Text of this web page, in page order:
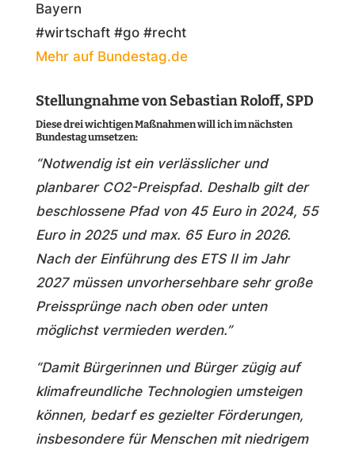
Bayern
#wirtschaft #go #recht
Mehr auf Bundestag.de
Stellungnahme von Sebastian Roloff, SPD
Diese drei wichtigen Maßnahmen will ich im nächsten
Bundestag umsetzen:
“Notwendig ist ein verlässlicher und
planbarer CO2-Preispfad. Deshalb gilt der
beschlossene Pfad von 45 Euro in 2024, 55
Euro in 2025 und max. 65 Euro in 2026.
Nach der Einführung des ETS II im Jahr
2027 müssen unvorhersehbare sehr große
Preissprünge nach oben oder unten
möglichst vermieden werden.”
“Damit Bürgerinnen und Bürger zügig auf
klimafreundliche Technologien umsteigen
können, bedarf es gezielter Förderungen,
insbesondere für Menschen mit niedrigem